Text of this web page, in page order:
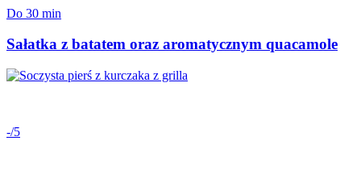
Do 30 min
Sałatka z batatem oraz aromatycznym quacamole
-/5